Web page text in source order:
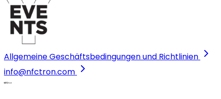
Allgemeine Geschäftsbedingungen und Richtlinien
info@nfctron.com